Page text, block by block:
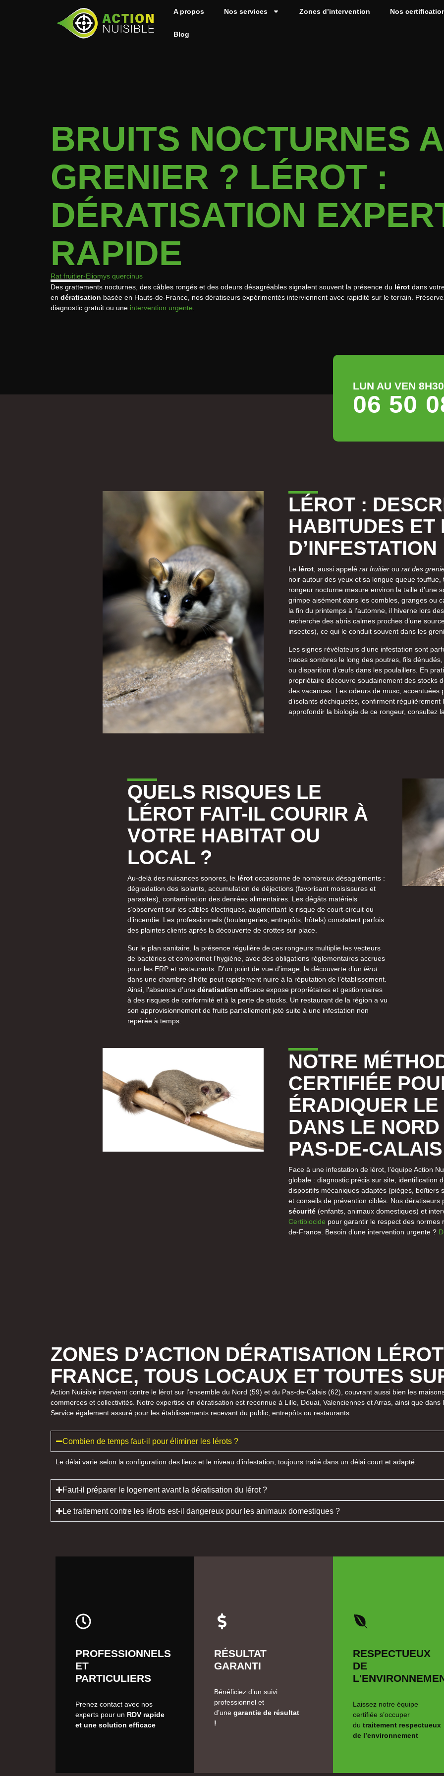
A propos Nos services Zones d’intervention Nos
Blog
BRUITS NOCTURNES
GRENIER ? LÉROT :
DÉRATISATION
RAPIDE
Rat fruitier-Eliomys quercinus
Des grattements nocturnes, des câbles rongés et des odeurs désagréables signalent souvent la présence du lérot dans
en dératisation basée en Hauts-de-France, nos dératiseurs expérimentés interviennent avec rapidité sur le terrain.
diagnostic gratuit ou une intervention urgente
LUN AU VEN
06 50
LÉROT :
HABITUDES ET
D’INFESTATION
Le lérot, aussi appelérat fruitier ourat des
noir autour des yeux et sa longue queue
rongeur nocturne mesure environ la taille d’une
grimpe aisément dans les combles, granges ou
la fin du printemps à l’automne, il hiverne lors
recherche des abris calmes proches d’une
insectes), ce qui le conduit souvent dans les
Les signes révélateurs d’une infestation sont
traces sombres le long des poutres, fils
ou disparition d’œufs dans les poulaillers. En
propriétaire découvre soudainement des stocks
des vacances. Les odeurs de musc, accentuées
d’isolants déchiquetés, confirment
approfondir la biologie de ce rongeur, consultez
QUELS RISQUES LE
LÉROT FAIT-IL COURIR À
VOTRE HABITAT OU
LOCAL ?
Au-delà des nuisances sonores, le lérotoccasionne de nombreux désagréments :
dégradation des isolants, accumulation de déjections (favorisant moisissures et
parasites), contamination des denrées alimentaires. Les dégâts matériels
s’observent sur les câbles électriques, augmentant le risque de court-circuit ou
d’incendie. Les professionnels (boulangeries, entrepôts, hôtels) constatent parfois
des plaintes clients après la découverte de crottes sur place.
Sur le plan sanitaire, la présence régulière de ces rongeurs multiplie les vecteurs
de bactéries et compromet l’hygiène, avec des obligations réglementaires accrues
pour les ERP et restaurants. D’un point de vue d’image, la découverte d’un lérot
dans une chambre d’hôte peut rapidement nuire à la réputation de l’établissement.
Ainsi, l’absence d’une dératisation efficace expose propriétaires et gestionnaires
à des risques de conformité et à la perte de stocks. Un restaurant de la région a vu
son approvisionnement de fruits partiellement jeté suite à une infestation non
repérée à temps.
NOTRE
CERTIFIÉE
ÉRADIQUER
DANS LE
PAS-DE-CALAIS
Face à une infestation de lérot, l’équipe Action
globale : diagnostic précis sur site, identification
dispositifs mécaniques adaptés (pièges, boîtiers
et conseils de prévention ciblés. Nos dératiseurs
sécurité (enfants, animaux domestiques) et
Certibiocide pour garantir le respect des normes
de-France. Besoin d’une intervention urgente ?
ZONES D’ACTION DÉRATISATION
FRANCE, TOUS LOCAUX ET TOUTES
Action Nuisible intervient contre le lérot sur l’ensemble du Nord (59) et du Pas-de-Calais (62), couvrant aussi bien les
commerces et collectivités. Notre expertise en dératisation est reconnue à Lille, Douai, Valenciennes et Arras, ainsi que
Service également assuré pour les établissements recevant du public, entrepôts ou restaurants.
Combien de temps faut-il pour éliminer les lérots ?
Le délai varie selon la configuration des lieux et le niveau d’infestation, toujours traité dans un délai court et adapté.
Faut-il préparer le logement avant la dératisation du lérot ?
Le traitement contre les lérots est-il dangereux pour les animaux domestiques ?
PROFESSIONNELS
ET
PARTICULIERS
Prenez contact avec nos
experts pour un RDV rapide
et une solution efficace
RÉSULTAT
GARANTI
Bénéficiez d’un suivi
professionnel et
d’une garantie de résultat
!
RESPECTUEUX
DE
Laissez notre équipe
certifiée s’occuper
du traitement respectueux
de l’environnement